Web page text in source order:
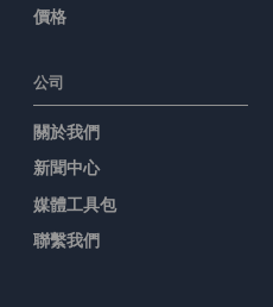
價格
公司
關於我們
新聞中心
媒體工具包
聯繫我們